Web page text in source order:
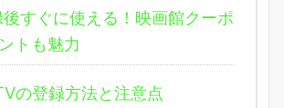
すぐに使える！映画館クーポ
トも魅力
の登録方法と注意点